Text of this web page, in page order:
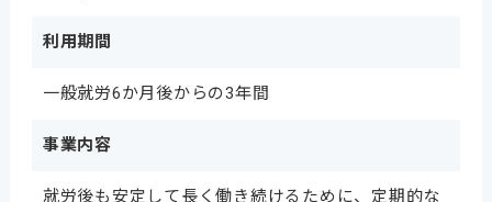
利用期間
一般就労6か月後からの3年間
事業内容
就労後も安定して長く働き続けるために、定期的な